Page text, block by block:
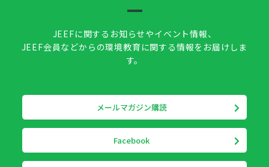
JEEFに関するお知らせやイベント情報、
JEEF会員などからの環境教育に関する情報をお届けしま
す。
メールマガジン購読
Facebook